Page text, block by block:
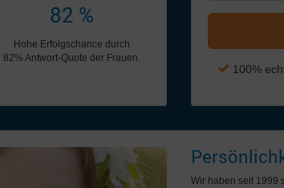
82 %
Hohe Erfolgschance durch
82% Antwort-Quote der Frauen.
100%
Wir haben seit 1999